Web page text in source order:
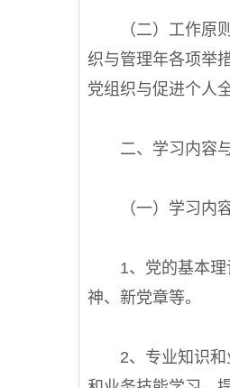
（二）工作原则
织与管理年各项举
党组织与促进个人
二、学习内容与
（一）学习内
1、党的基本理论
神、新党章等。
2、专业知识和业